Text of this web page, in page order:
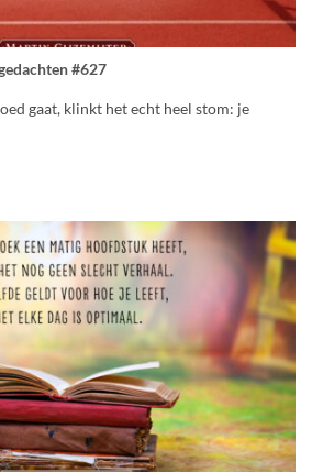
#627
gaat, klinkt het echt heel stom: je